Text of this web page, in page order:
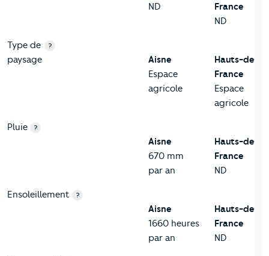
ND
France
ND
Type de
paysage
?
Aisne
Espace
agricole
Hauts-de-
France
Espace
agricole
Pluie ?
Aisne
670 mm
par an
Hauts-de-
France
ND
Ensoleillement ?
Aisne
1660 heures
par an
Hauts-de-
France
ND